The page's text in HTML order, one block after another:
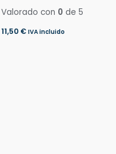
Valorado con 0 de 5
11,50 € IVA incluido